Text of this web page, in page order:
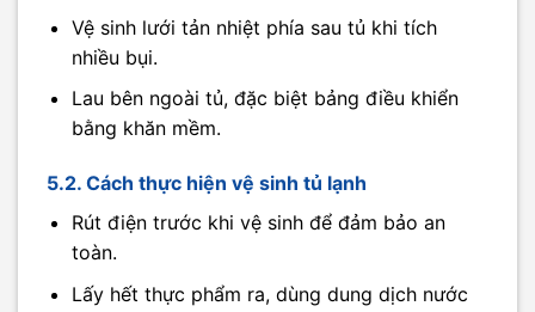
Vệ sinh lưới tản nhiệt phía sau tủ khi tích
nhiều bụi.
Lau bên ngoài tủ, đặc biệt bảng điều khiển
bằng khăn mềm.
5.2. Cách thực hiện vệ sinh tủ lạnh
Rút điện trước khi vệ sinh để đảm bảo an
toàn.
Lấy hết thực phẩm ra, dùng dung dịch nước